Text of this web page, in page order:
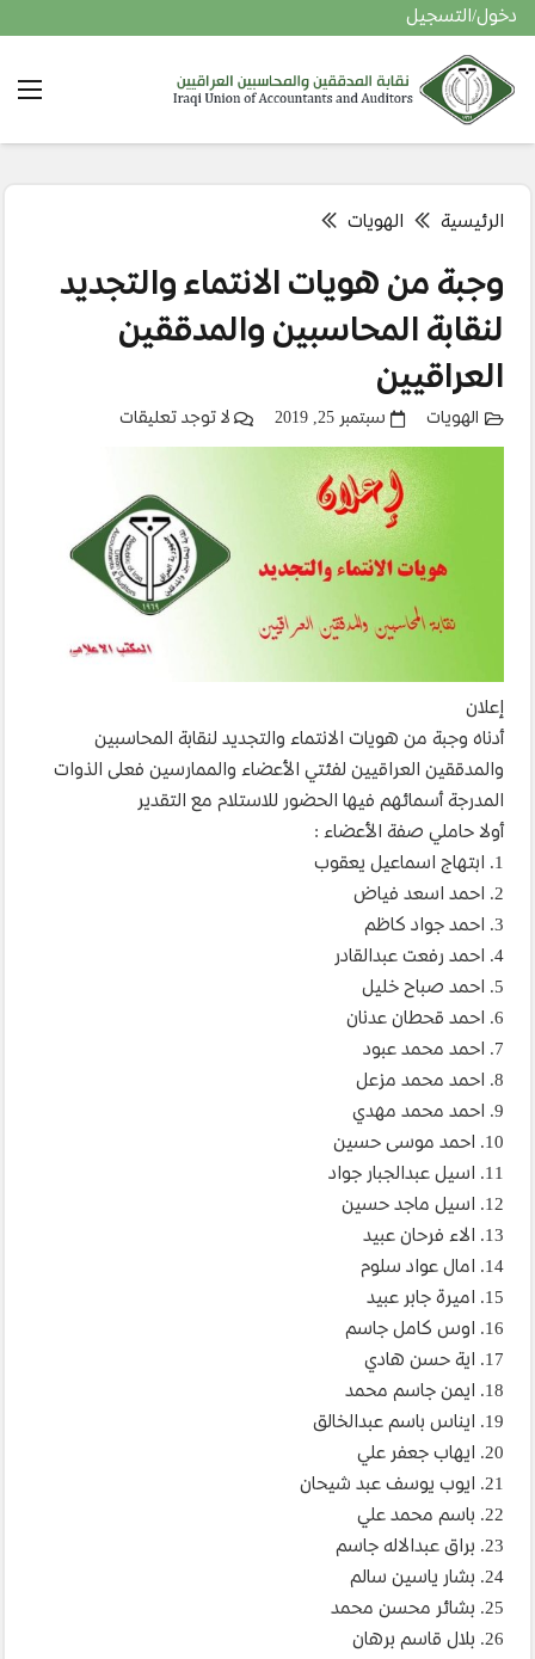
دخول/التسجيل
الرئيسية الهويات
وجبة من هويات الانتماء والتجديد
لنقابة المحاسبين والمدققين
العراقيين
الهويات سبتمبر 25, 2019 لا توجد تعليقات
إعلان
أدناه وجبة من هويات الانتماء والتجديد لنقابة المحاسبين
والمدققين العراقيين لفئتي الأعضاء والممارسين فعلى الذوات
المدرجة أسمائهم فيها الحضور للاستلام مع التقدير
أولا حاملي صفة الأعضاء :
1. ابتهاج اسماعيل يعقوب
2. احمد اسعد فياض
3. احمد جواد كاظم
4. احمد رفعت عبدالقادر
5. احمد صباح خليل
6. احمد قحطان عدنان
7. احمد محمد عبود
8. احمد محمد مزعل
9. احمد محمد مهدي
10. احمد موسى حسين
11. اسيل عبدالجبار جواد
12. اسيل ماجد حسين
13. الاء فرحان عبيد
14. امال عواد سلوم
15. اميرة جابر عبيد
16. اوس كامل جاسم
17. اية حسن هادي
18. ايمن جاسم محمد
19. ايناس باسم عبدالخالق
20. ايهاب جعفر علي
21. ايوب يوسف عبد شيحان
22. باسم محمد علي
23. براق عبدالاله جاسم
24. بشار ياسين سالم
25. بشائر محسن محمد
26. بلال قاسم برهان